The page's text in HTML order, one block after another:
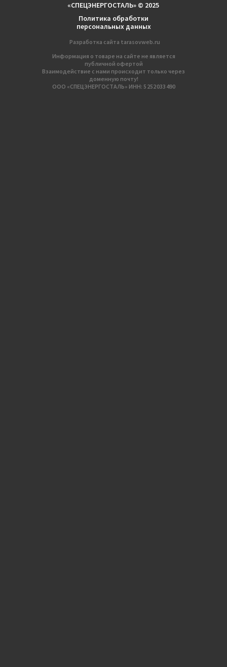
Информация о товаре на сайте не является
публичной офертой
Взаимодействие с нами происходит только через
доменную почту!
ООО «СПЕЦЭНЕРГОСТАЛЬ» ИНН: 5 252 033 490
Разработка сайтa tarasovweb.ru
Политика обработки
персональных данных
«СПЕЦЭНЕРГОСТАЛЬ» © 2025